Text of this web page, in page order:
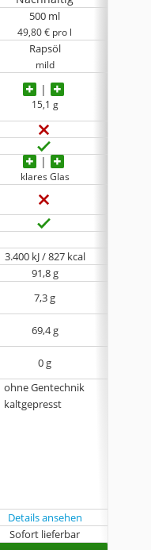
500 ml
49,80 € pro l
Rapsöl
mild
15,1 g
klares Glas
3.400 kJ / 827 kcal
91,8 g
7,3 g
69,4 g
0 g
ohne Gentechnik
kaltgepresst
Details ansehen
Sofort lieferbar